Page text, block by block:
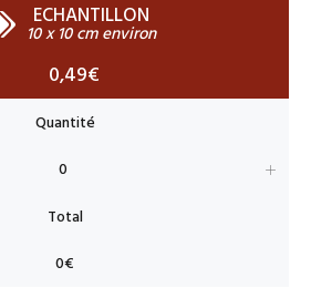
ECHANTILLON
10 x 10 cm environ
0,49€